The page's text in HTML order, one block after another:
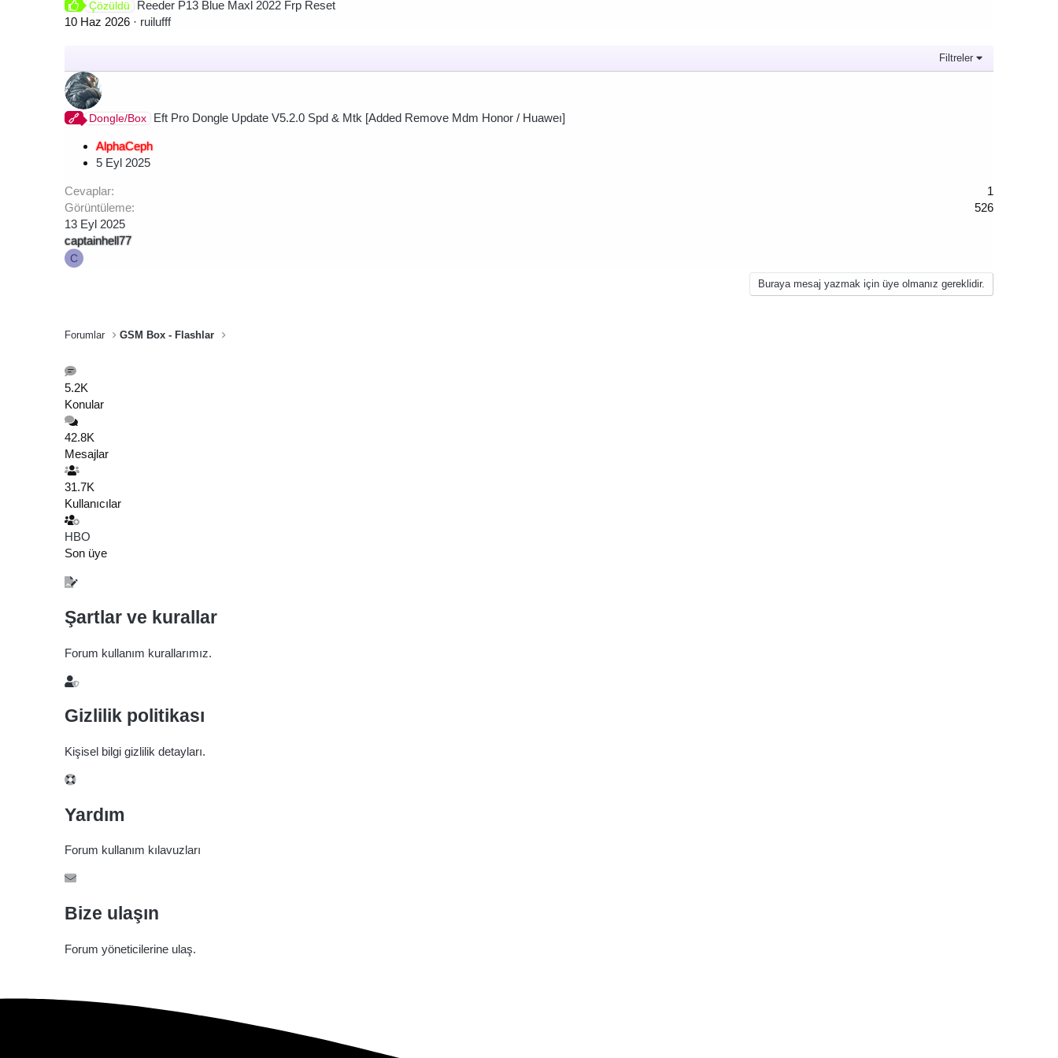
Çözüldü
Reeder P13 Blue Maxl 2022 Frp Reset
10 Haz 2026
ruilufff
Filtreler
Dongle/Box Eft Pro Dongle Update V5.2.0 Spd & Mtk [Added Remove Mdm Honor / Huaweı]
AlphaCeph
5 Eyl 2025
Cevaplar
1
Görüntüleme
526
13 Eyl 2025
captainhell77
C
Buraya mesaj yazmak için üye olmanız gereklidir.
Forumlar GSM Box - Flashlar
5.2K
Konular
42.8K
Mesajlar
31.7K
Kullanıcılar
HBO
Son üye
Şartlar ve kurallar
Forum kullanım kurallarımız.
Gizlilik politikası
Kişisel bilgi gizlilik detayları.
Yardım
Forum kullanım kılavuzları
Bize ulaşın
Forum yöneticilerine ulaş.